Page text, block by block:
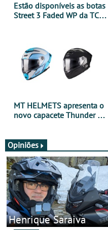
Estão disponíveis as botas
Street 3 Faded WP da TCX
MT HELMETS apresenta o
novo capacete Thunder 4 R
Opiniões
Henrique Saraiva